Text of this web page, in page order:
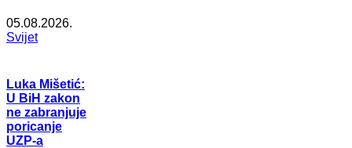
05.08.2026.
Svijet
Luka Mišetić:
U BiH zakon
ne zabranjuje
poricanje
UZP-a